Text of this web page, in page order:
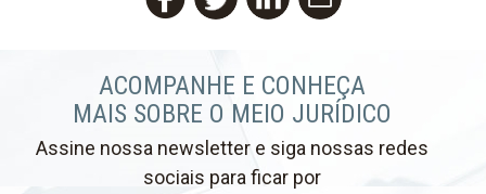
ACOMPANHE E CONHEÇA
MAIS SOBRE O MEIO JURÍDICO
Assine nossa newsletter e siga nossas redes
sociais para ficar por